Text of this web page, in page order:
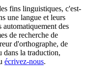
fins linguistiques, c'est-
une langue et leurs
automatiquement des
de recherche de
d'orthographe, de
dans la traduction,
écrivez-nous.